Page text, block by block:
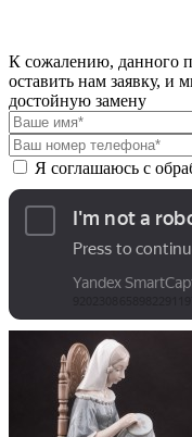
К сожалению, данного
оставить нам заявку, и
достойную замену
Я соглашаюсь с